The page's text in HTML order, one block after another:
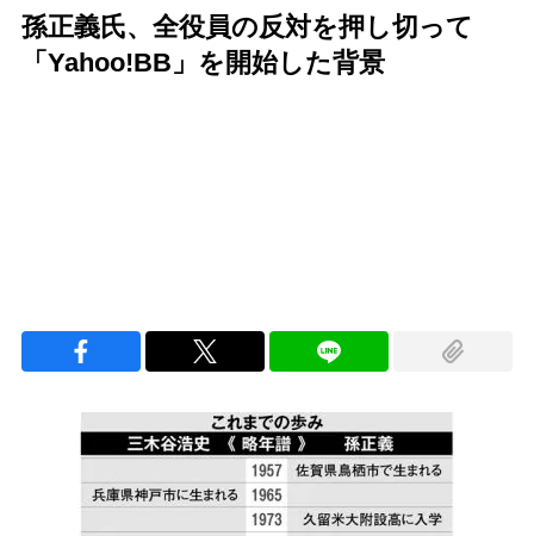
孫正義氏、全役員の反対を押し切って
「Yahoo!BB」を開始した背景